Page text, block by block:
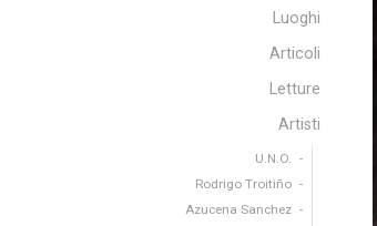
Luoghi
Articoli
Letture
Artisti
U.N.O.
Rodrigo Troitiño
Azucena Sanchez